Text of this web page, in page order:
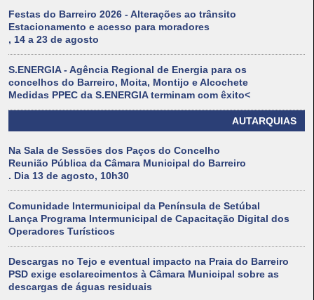
Festas do Barreiro 2026 - Alterações ao trânsito
Estacionamento e acesso para moradores
, 14 a 23 de agosto
S.ENERGIA - Agência Regional de Energia para os
concelhos do Barreiro, Moita, Montijo e Alcochete
Medidas PPEC da S.ENERGIA terminam com êxito<
AUTARQUIAS
Na Sala de Sessões dos Paços do Concelho
Reunião Pública da Câmara Municipal do Barreiro
. Dia 13 de agosto, 10h30
Comunidade Intermunicipal da Península de Setúbal
Lança Programa Intermunicipal de Capacitação Digital dos
Operadores Turísticos
Descargas no Tejo e eventual impacto na Praia do Barreiro
PSD exige esclarecimentos à Câmara Municipal sobre as
descargas de águas residuais